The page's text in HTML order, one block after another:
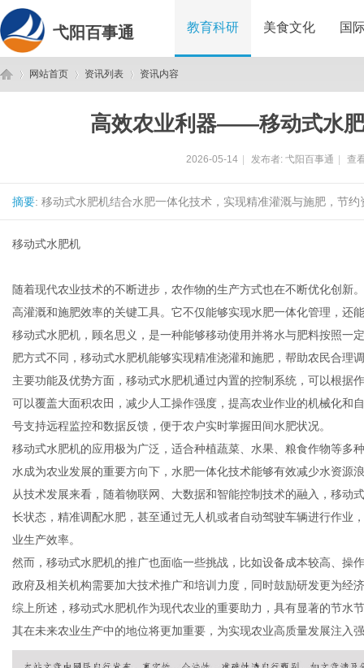
弋阳百事通 教育科研 美食文化 国
网站首页 资讯列表 资讯内容
高效农业利器——移动式水
2026-05-14 发布者: 弋阳百事通 查
摘要: 移动式水肥机结合水肥一体化技术，实现精准灌溉与施肥，节
移动式水肥机
随着现代农业技术的不断进步，农作物的生产方式也在不断优化创新
高灌溉和施肥效率的关键工具。它不仅能够实现水肥一体化管理，还
移动式水肥机，顾名思义，是一种能够移动使用并将水与肥料按照一
肥方式不同，移动式水肥机能够实现精准浇灌和施肥，帮助农民合理
主要功能及优势方面，移动式水肥机通过内置的控制系统，可以根据
可以覆盖大面积农田，减少人工操作强度，提高农业作业的机械化和
号支持远程监控和数据反馈，便于农户实时掌握田间水肥状况。
移动式水肥机的应用极为广泛，适合种植蔬菜、水果、粮食作物等多
水成为农业发展的重要方向下，水肥一体化技术能够有效减少水资源
从技术发展来看，随着物联网、大数据和智能控制技术的融入，移动
长状态，精准调配水肥，甚至通过无人机或者自动驾驶车辆进行作业
业生产效率。
然而，移动式水肥机的推广也面临一些挑战，比如设备成本较高、操
政府及相关机构需要加大技术推广和培训力度，同时鼓励研发更为经
综上所述，移动式水肥机作为现代农业的重要助力，具有显著的节水
其在未来农业生产中的地位将更加重要，为实现农业高质量发展注入